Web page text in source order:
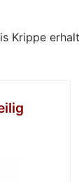
Krippe